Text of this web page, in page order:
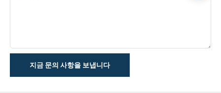
지금 문의 사항을 보냅니다